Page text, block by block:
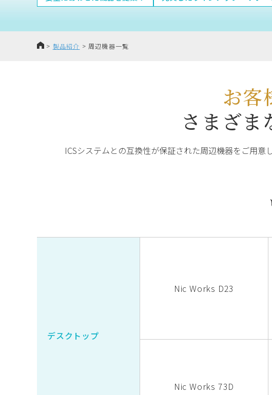
HOME
> 製品紹介 > 周辺機器一覧
お客
さまざま
ICSシステムとの互換性が保証された周辺機器をご用意
デスクトップ
Nic Works D23
Nic Works 73D